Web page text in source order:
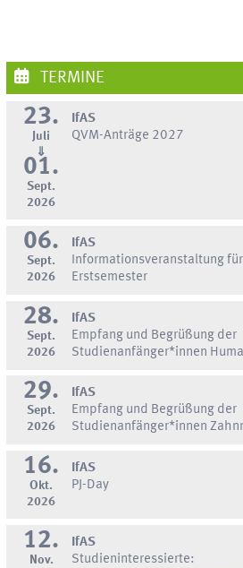
TERMINE
23.
Juli
⇓
01.
Sept.
2026
IfAS
QVM-Anträge 2027
06.
Sept.
2026
IfAS
Informationsveranstaltung für
Erstsemester
28.
Sept.
2026
IfAS
Empfang und Begrüßung der
Studienanfänger*innen
29.
Sept.
2026
IfAS
Empfang und Begrüßung der
Studienanfänger*innen
16.
Okt.
2026
IfAS
PJ-Day
12.
Nov.
IfAS
Studieninteressierte: